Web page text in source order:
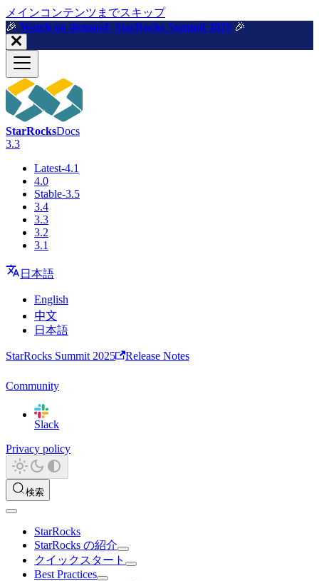
メインコンテンツまでスキップ
🎉️ Watch on demand: StarRocks Summit 2025 🎉️
StarRocksDocs
3.3
Latest-4.1
4.0
Stable-3.5
3.4
3.3
3.2
3.1
日本語
English
中文
日本語
StarRocks Summit 2025 Release Notes
Community
Slack
Privacy policy
検索
StarRocks
StarRocks の紹介
クイックスタート
Best Practices